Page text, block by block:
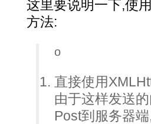
这里要说明一下,使
方法:
o
直接使用
由于这样发送
Post到服务器